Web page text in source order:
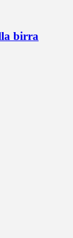
birra